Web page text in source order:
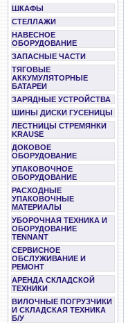
ШКАФЫ
СТЕЛЛАЖИ
НАВЕСНОЕ
ОБОРУДОВАНИЕ
ЗАПАСНЫЕ ЧАСТИ
ТЯГОВЫЕ
АККУМУЛЯТОРНЫЕ
БАТАРЕИ
ЗАРЯДНЫЕ УСТРОЙСТВА
ШИНЫ ДИСКИ ГУСЕНИЦЫ
ЛЕСТНИЦЫ СТРЕМЯНКИ
KRAUSE
ДОКОВОЕ
ОБОРУДОВАНИЕ
УПАКОВОЧНОЕ
ОБОРУДОВАНИЕ
РАСХОДНЫЕ
УПАКОВОЧНЫЕ
МАТЕРИАЛЫ
УБОРОЧНАЯ ТЕХНИКА И
ОБОРУДОВАНИЕ
TENNANT
СЕРВИСНОЕ
ОБСЛУЖИВАНИЕ И
РЕМОНТ
АРЕНДА СКЛАДСКОЙ
ТЕХНИКИ
ВИЛОЧНЫЕ ПОГРУЗЧИКИ
И СКЛАДСКАЯ ТЕХНИКА
Б/У